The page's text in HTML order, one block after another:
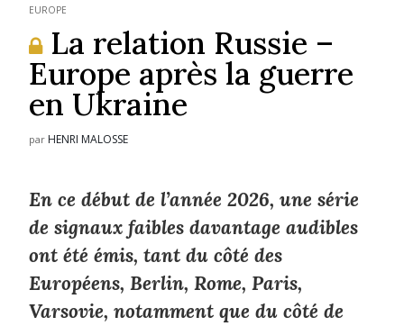
EUROPE
La relation Russie –
Europe après la guerre
en Ukraine
par HENRI MALOSSE
En ce début de l’année 2026, une série
de signaux faibles davantage audibles
ont été émis, tant du côté des
Européens, Berlin, Rome, Paris,
Varsovie, notamment que du côté de